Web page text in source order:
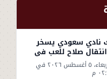
نادي سعودي يسخر
من انتقال صلاح للعب في
ورفضه روشن الأربعاء، ٥ أغسطس ٢٠٢٦ في
م